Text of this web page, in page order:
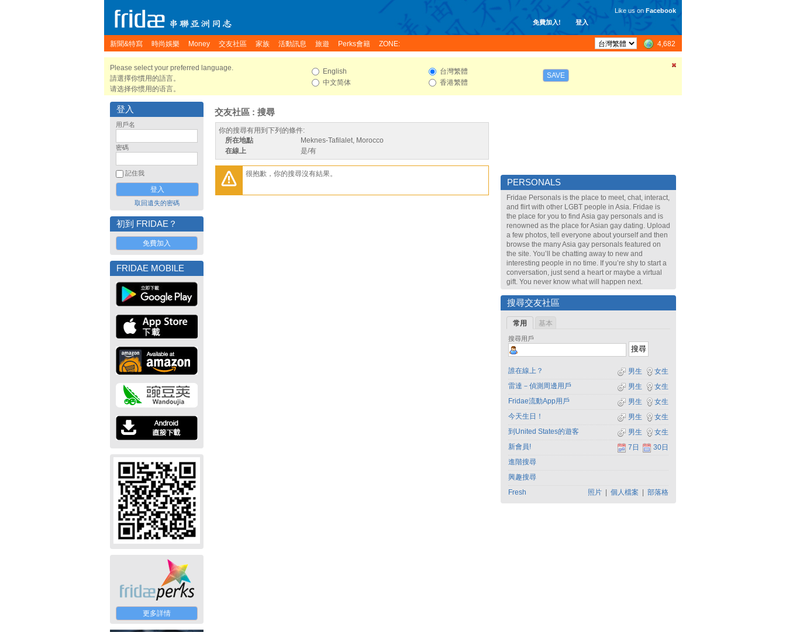
免費加入! 登入
Like us on Facebook
新聞&特寫 時尚娛樂 Money 交友社區 家族 活動訊息 旅遊 Perks會籍 ZONE: 4,682
Please select your preferred language.
請選擇你慣用的語言。
请选择你惯用的语言。
English
中文简体
台灣繁體
香港繁體
SAVE
登入
用戶名
密碼
記住我
取回遺失的密碼
初到 FRIDAE？
免費加入
FRIDAE MOBILE
更多詳情
交友社區 : 搜尋
你的搜尋有用到下列的條件:
所在地點
Meknes-Tafilalet, Morocco
在線上
是/有
很抱歉，你的搜尋沒有結果。
PERSONALS
Fridae Personals is the place to meet, chat, interact,
and flirt with other LGBT people in Asia. Fridae is
the place for you to find Asia gay personals and is
renowned as the place for Asian gay dating. Upload
a few photos, tell everyone about yourself and then
browse the many Asia gay personals featured on
the site. You’ll be chatting away to new and
interesting people in no time. If you’re shy to start a
conversation, just send a heart or maybe a virtual
gift. You never know what will happen next.
搜尋交友社區
常用 基本
搜尋用戶
誰在線上？ 女生
男生
雷達－偵測周邊用戶
女生
男生
Fridae流動App用戶
女生
男生
今天生日！
女生
男生
到United States的遊客
女生
男生
新會員!
30日
7日
進階搜尋
興趣搜尋
Fresh
照片 個人檔案 部落格